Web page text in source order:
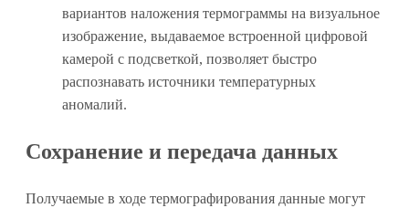
вариантов наложения термограммы на визуальное
изображение, выдаваемое встроенной цифровой
камерой с подсветкой, позволяет быстро
распознавать источники температурных
аномалий.
Сохранение и передача данных
Получаемые в ходе термографирования данные могут